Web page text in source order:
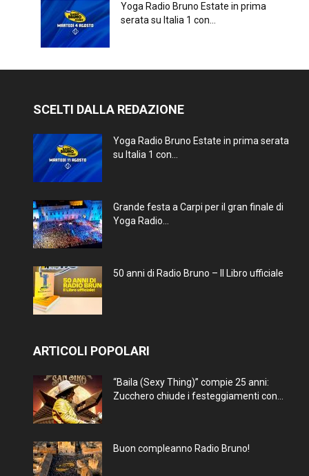
Yoga Radio Bruno Estate in prima
serata su Italia 1 con...
SCELTI DALLA REDAZIONE
Yoga Radio Bruno Estate in prima serata
su Italia 1 con...
Grande festa a Carpi per il gran finale di
Yoga Radio...
50 anni di Radio Bruno – Il Libro ufficiale
ARTICOLI POPOLARI
“Baila (Sexy Thing)” compie 25 anni:
Zucchero chiude i festeggiamenti con...
Buon compleanno Radio Bruno!